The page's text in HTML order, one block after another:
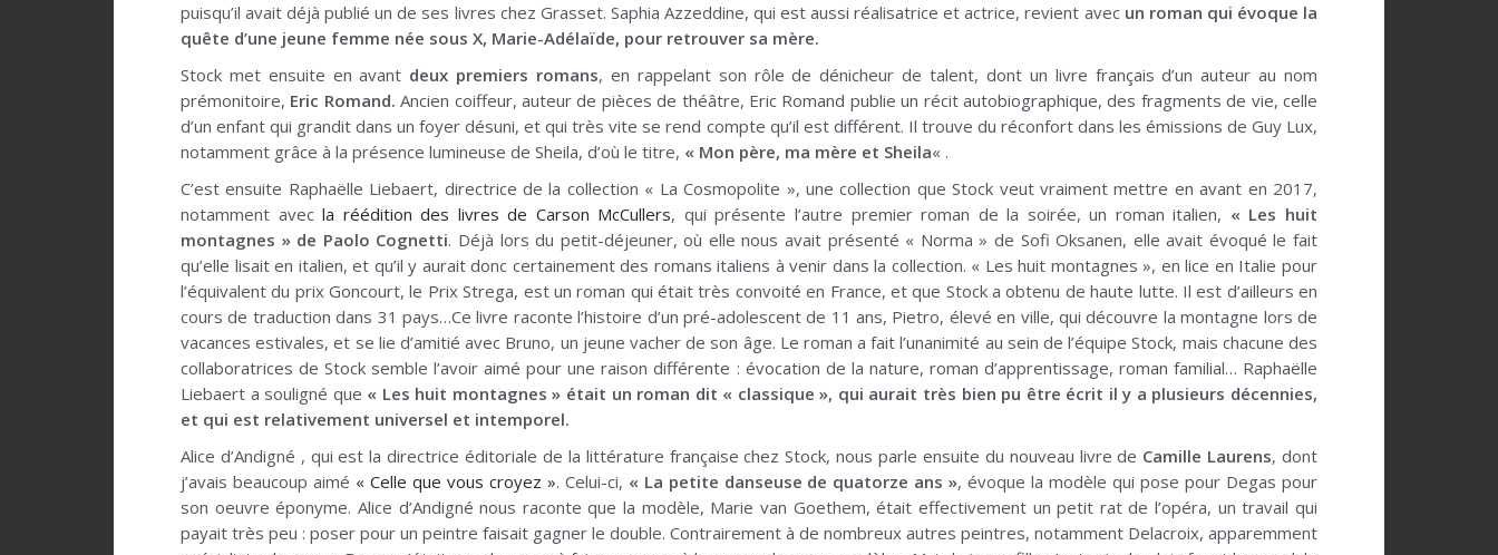
puisqu’il avait déjà publié un de ses livres chez Grasset. Saphia Azzeddine, qui est aussi réalisatrice et actrice, revient avec un roman qui évoque la
quête d’une jeune femme née sous X, Marie-Adélaïde, pour retrouver sa mère.
Stock met ensuite en avant deux premiers romans, en rappelant son rôle de dénicheur de talent, dont un livre français d’un auteur au nom
prémonitoire, Eric Romand. Ancien coiffeur, auteur de pièces de théâtre, Eric Romand publie un récit autobiographique, des fragments de vie, celle
d’un enfant qui grandit dans un foyer désuni, et qui très vite se rend compte qu’il est différent. Il trouve du réconfort dans les émissions de Guy Lux,
notamment grâce à la présence lumineuse de Sheila, d’où le titre, « Mon père, ma mère et Sheila« .
C’est ensuite Raphaëlle Liebaert, directrice de la collection « La Cosmopolite », une collection que Stock veut vraiment mettre en avant en 2017,
notamment avecla réédition des livres de Carson McCullers, qui présente l’autre premier roman de la soirée, un roman italien, « Les huit
montagnes » de Paolo Cognetti. Déjà lors du petit-déjeuner, où elle nous avait présenté « Norma » de Sofi Oksanen, elle avait évoqué le fait
qu’elle lisait en italien, et qu’il y aurait donc certainement des romans italiens à venir dans la collection. « Les huit montagnes », en lice en Italie pour
l’équivalent du prix Goncourt, le Prix Strega, est un roman qui était très convoité en France, et que Stock a obtenu de haute lutte. Il est d’ailleurs en
cours de traduction dans 31 pays…Ce livre raconte l’histoire d’un pré-adolescent de 11 ans, Pietro, élevé en ville, qui découvre la montagne lors de
vacances estivales, et se lie d’amitié avec Bruno, un jeune vacher de son âge. Le roman a fait l’unanimité au sein de l’équipe Stock, mais chacune des
collaboratrices de Stock semble l’avoir aimé pour une raison différente : évocation de la nature, roman d’apprentissage, roman familial… Raphaëlle
Liebaert a souligné que « Les huit montagnes » était un roman dit « classique », qui aurait très bien pu être écrit il y a plusieurs décennies,
et qui est relativement universel et intemporel.
Alice d’Andigné , qui est la directrice éditoriale de la littérature française chez Stock, nous parle ensuite du nouveau livre de Camille Laurens, dont
j’avais beaucoup aimé « Celle que vous croyez ». Celui-ci, « La petite danseuse de quatorze ans », évoque la modèle qui pose pour Degas pour
son oeuvre éponyme. Alice d’Andigné nous raconte que la modèle, Marie van Goethem, était effectivement un petit rat de l’opéra, un travail qui
payait très peu : poser pour un peintre faisait gagner le double. Contrairement à de nombreux autres peintres, notamment Delacroix, apparemment